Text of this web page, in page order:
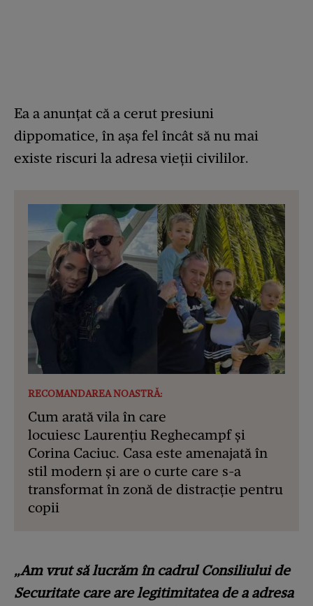
Ea a anunţat că a cerut presiuni
dippomatice, în aşa fel încât să nu mai
existe riscuri la adresa vieţii civililor.
RECOMANDAREA NOASTRĂ:
Cum arată vila în care
locuiesc Laurențiu Reghecampf și
Corina Caciuc. Casa este amenajată în
stil modern și are o curte care s-a
transformat în zonă de distracție pentru
copii
„Am vrut să lucrăm în cadrul Consiliului de
Securitate care are legitimitatea de a adresa